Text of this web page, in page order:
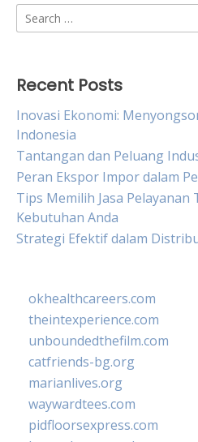
Search
for:
Recent Posts
Inovasi Ekonomi:
Indonesia
Tantangan dan Peluang
Peran Ekspor Impor dalam
Tips Memilih Jasa
Kebutuhan Anda
Strategi Efektif dalam
okhealthcareers.com
theintexperience.com
unboundedthefilm.com
catfriends-bg.org
marianlives.org
waywardtees.com
pidfloorsexpress.com